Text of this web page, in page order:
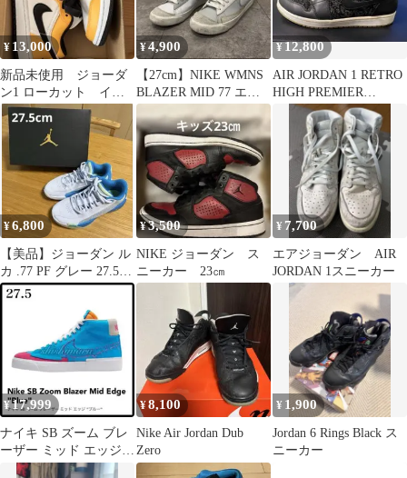
¥ 13,000
新品未使用 ジョーダ
ン1 ローカット イエ
ロー
¥4,900
【27cm】NIKE WMNS
BLAZER MID 77 エア
ジョーダン
¥12,800
AIR JORDAN 1 RETRO
HIGH PREMIER
LASER
¥6,800
【美品】ジョーダン ル
カ .77 PF グレー 27.5cm
スニーカー Y2K
¥3,500
NIKE ジョーダン ス
ニーカー 23㎝
¥ 7,700
エアジョーダン AIR
JORDAN 1スニーカー
¥17,999
ナイキ SB ズーム ブレ
ーザー ミッド エッジ
"ブルー"
¥8,100
Nike Air Jordan Dub
Zero
¥ 1,900
Jordan 6 Rings Black ス
ニーカー